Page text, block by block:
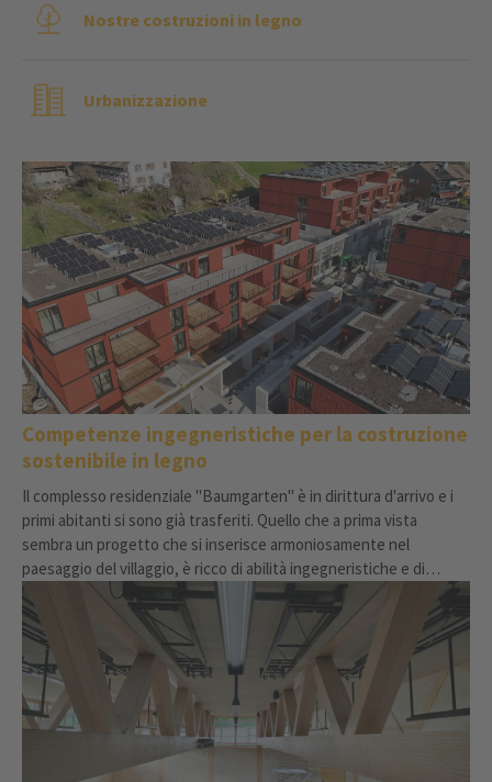
Nostre costruzioni in legno
Urbanizzazione
Competenze ingegneristiche per la costruzione
sostenibile in legno
Il complesso residenziale "Baumgarten" è in dirittura d'arrivo e i
primi abitanti si sono già trasferiti. Quello che a prima vista
sembra un progetto che si inserisce armoniosamente nel
paesaggio del villaggio, è ricco di abilità ingegneristiche e di
competenze nella costruzione del legno.